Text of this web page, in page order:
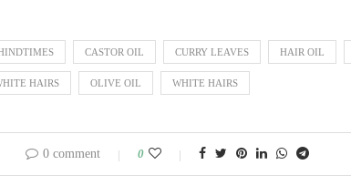
CASTOR OIL CURRY LEAVES HAIR OIL
HAIRS OLIVE OIL WHITE HAIRS
0 comment 0